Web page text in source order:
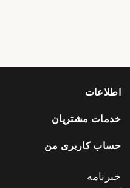
اطلاعات
خدمات مشتریان
حساب کاربری من
خبرنامه